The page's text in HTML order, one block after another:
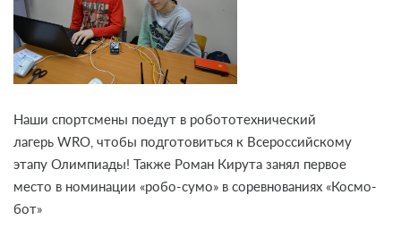
Наши спортсмены поедут в робототехнический
лагерь WRO, чтобы подготовиться к Всероссийскому
этапу Олимпиады!
Также Роман Кирута занял первое
место в номинации «робо-сумо» в соревнованиях «Космо-
бот»